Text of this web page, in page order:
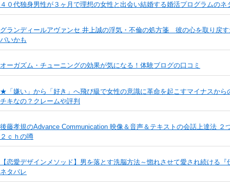
４０代独身男性が３ヶ月で理想の女性と出会い結婚する婚活プログラムのネ
グランディールアヴァンセ 井上誠の浮気・不倫の処方箋 彼の心を取り戻
バいかも
オーガズム・チューニングの効果が気になる！体験ブログの口コミ
★「嫌い」から「好き」へ飛び級で女性の意識に革命を起こすマイナスか
チキなの？クレームや評判
後藤孝規のAdvance Communication 映像＆音声＆テキストの会話上達法 ２
２ｃｈの噂
【恋愛デザインメソッド】男を落とす洗脳方法～惚れさせて愛され続ける
ネタバレ